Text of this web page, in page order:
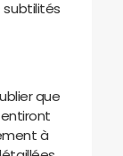
subtilités
que
à